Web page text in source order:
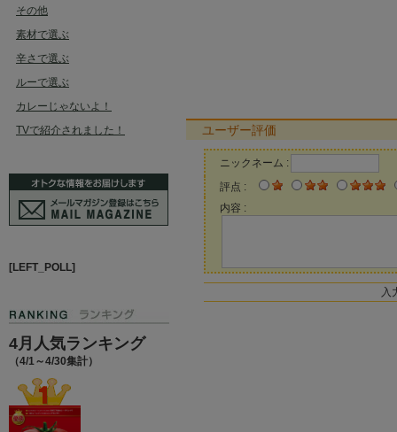
その他
素材で選ぶ
辛さで選ぶ
ルーで選ぶ
カレーじゃないよ！
TVで紹介されました！
[LEFT_POLL]
4月人気ランキング
（4/1～4/30集計）
ユーザー評価
ニックネーム :
評点 :
内容 :
入